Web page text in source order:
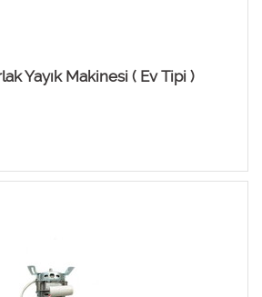
Yayık Makinesi ( Ev Tipi )